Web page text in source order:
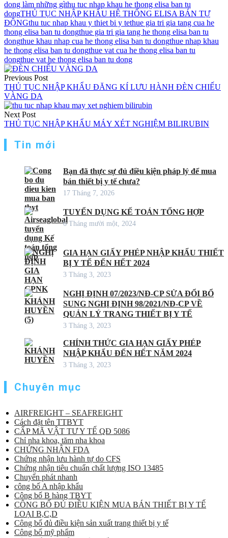
dong làm những gìthu tuc nhap khau he thong elisa ban tu
dongTHỦ TỤC NHẬP KHẨU HỆ THỐNG ELISA BÁN TỰ
ĐỘNGthu tuc nhap khau y thiet bi y tethue gia tri gia tang cua he
thong elisa ban tu dongthue gia tri gia tang he thong elisa ban tu
dongthue khau nhap cua he thong elisa ban tu dongthue nhap khau
he thong elisa ban tu dongthue vat cua he thong elisa ban tu
dongthue vat he thong elisa ban tu dong
Điều
hướng
bài
viết
Previous Post
THỦ TỤC NHẬP KHẨU ĐĂNG KÍ LƯU HÀNH ĐÈN CHIẾU
VÀNG DA
Next Post
THỦ TỤC NHẬP KHẨU MÁY XÉT NGHIỆM BILIRUBIN
Tin mới
Bạn đã thực sự đủ điều kiện pháp lý để mua
bán thiết bị y tế chưa?
17 Tháng 7, 2026
TUYỂN DỤNG KẾ TOÁN TỔNG HỢP
6 Tháng mười một, 2024
GIA HẠN GIẤY PHÉP NHẬP KHẨU THIẾT
BỊ Y TẾ ĐẾN HẾT 2024
3 Tháng 3, 2023
NGHỊ ĐỊNH 07/2023/NĐ-CP SỬA ĐỔI BỔ
SUNG NGHỊ ĐỊNH 98/2021/NĐ-CP VỀ
QUẢN LÝ TRANG THIẾT BỊ Y TẾ
3 Tháng 3, 2023
CHÍNH THỨC GIA HẠN GIẤY PHÉP
NHẬP KHẨU ĐẾN HẾT NĂM 2024
3 Tháng 3, 2023
Chuyên mục
AIRFREIGHT – SEAFREIGHT
Cách đặt tên TTBYT
CẤP MÃ VẬT TƯ Y TẾ QĐ 5086
Chỉ nha khoa, tăm nha khoa
CHỨNG NHẬN FDA
Chứng nhận lưu hành tự do CFS
Chứng nhận tiêu chuẩn chất lượng ISO 13485
Chuyển phát nhanh
công bố A nhập khẩu
Công bố B hàng TBYT
CÔNG BỐ ĐỦ ĐIỀU KIỆN MUA BÁN THIẾT BỊ Y TẾ
LOẠI B,C,D
Công bố đủ điều kiện sản xuất trang thiết bị y tế
Công bố mỹ phẩm